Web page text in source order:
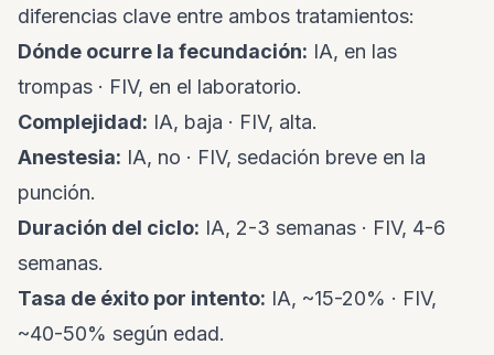
diferencias clave entre ambos tratamientos:
Dónde ocurre la fecundación: IA, en las
trompas · FIV, en el laboratorio.
Complejidad: IA, baja · FIV, alta.
Anestesia: IA, no · FIV, sedación breve en la
punción.
Duración del ciclo: IA, 2-3 semanas · FIV, 4-6
semanas.
Tasa de éxito por intento: IA, ~15-20% · FIV,
~40-50% según edad.